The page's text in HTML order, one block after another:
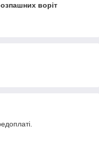
воріт